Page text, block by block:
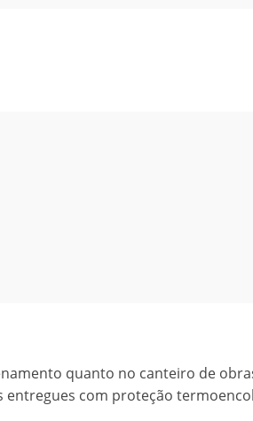
quanto no canteiro de
com proteção